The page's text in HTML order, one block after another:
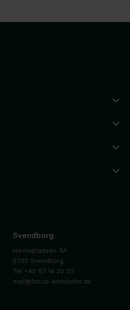
Svendborg
Havnepladsen 3A
5700 Svendborg
Tel +45 63 14 20 20
mail@focus-advokater.dk